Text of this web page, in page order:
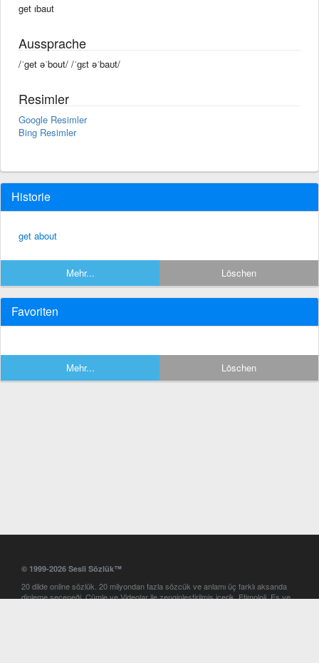
get ıbaut
Aussprache
/ˈget əˈbout/ /ˈɡɛt əˈbaʊt/
Resimler
Google Resimler
Bing Resimler
Historie
get about
Mehr... Löschen
Favoriten
Mehr... Löschen
© 1999-2026 Sesli Sözlük™
20 dilde online sözlük. 20 milyondan fazla sözcük ve anlamı üç farklı aksanda
dinleme seçeneği. Cümle ve Videolar ile zenginleştirilmiş içerik. Etimoloji, Eş ve